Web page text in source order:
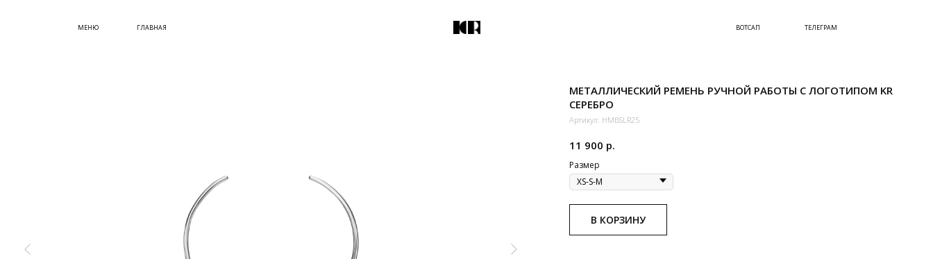
ВОТСАП ТЕЛЕГРАМ
МЕНЮ ГЛАВНАЯ
ОБУВЬ
МЕТАЛЛИЧЕСКИЙ РЕМЕНЬ РУЧНОЙ РАБОТЫ С ЛОГОТИПОМ KR
СЕРЕБРО
Артикул: HMBSLR25
11 900 р.
Размер
В КОРЗИНУ